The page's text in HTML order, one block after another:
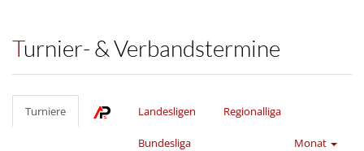
Turnier- & Verbandstermine
Turniere Landesligen Regionalliga
Bundesliga Monat